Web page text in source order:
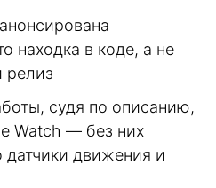
находка в коде, а не
релиз
судя по описанию,
Watch — без них
датчики движения и